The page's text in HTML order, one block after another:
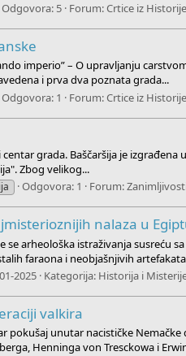
Odgovora: 5 Forum:Crtice iz Historije
imperio” – O upravljanju
i prva dva poznata grada...
Odgovora: 1 Forum:Crtice iz Historije
grada. Baščaršija je
Zbog velikog...
Odgovora: 1 Forum:
nalaza u
arheološka istraživanja susreću
faraona i neobjašnjivih
2025 Kategorija: Historija i
valkira
pokušaj unutar nacističke
Henninga von Tresckowa i